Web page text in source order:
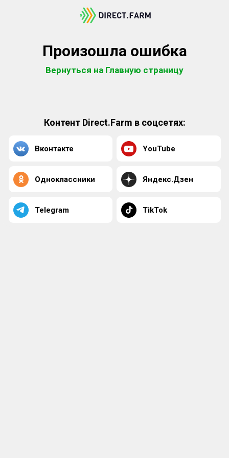
Произошла ошибка
Вернуться на Главную страницу
Контент Direct.Farm в соцсетях:
Вконтакте YouTube
Одноклассники Яндекс.Дзен
Telegram TikTok